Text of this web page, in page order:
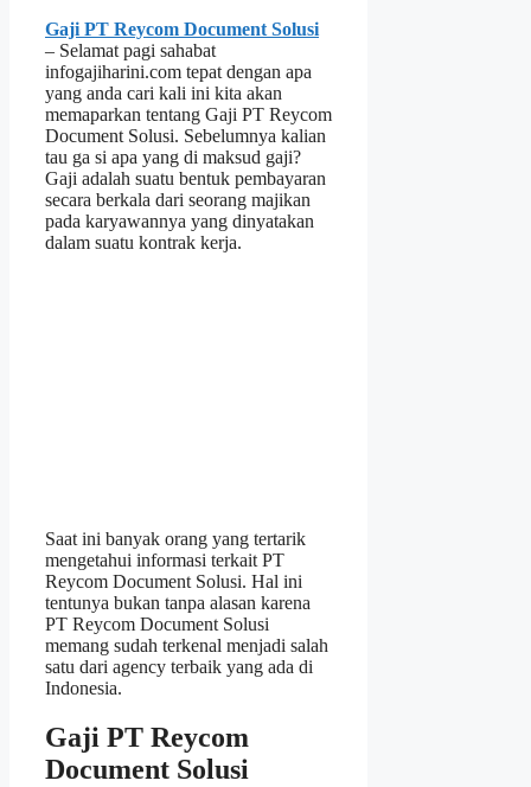
Gaji PT Reycom Document Solusi
– Selamat pagi sahabat
infogajiharini.com tepat dengan apa
yang anda cari kali ini kita akan
memaparkan tentang Gaji PT Reycom
Document Solusi. Sebelumnya kalian
tau ga si apa yang di maksud gaji?
Gaji adalah suatu bentuk pembayaran
secara berkala dari seorang majikan
pada karyawannya yang dinyatakan
dalam suatu kontrak kerja.
Saat ini banyak orang yang tertarik
mengetahui informasi terkait PT
Reycom Document Solusi. Hal ini
tentunya bukan tanpa alasan karena
PT Reycom Document Solusi
memang sudah terkenal menjadi salah
satu dari agency terbaik yang ada di
Indonesia.
Gaji PT Reycom
Document Solusi